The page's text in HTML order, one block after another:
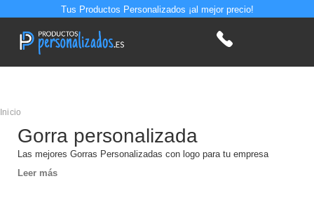
Tus Productos Personalizados ¡al mejor precio!
Inicio
Gorra personalizada
Las mejores Gorras Personalizadas con logo para tu empresa
Leer más